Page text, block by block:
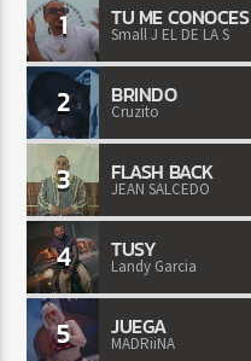
1 TU ME CONOCES
Small J EL DE LA S
2 BRINDO
Cruzito
3 FLASH BACK
JEAN SALCEDO
4 TUSY
Landy Garcia
5 JUEGA
MADRiiNA